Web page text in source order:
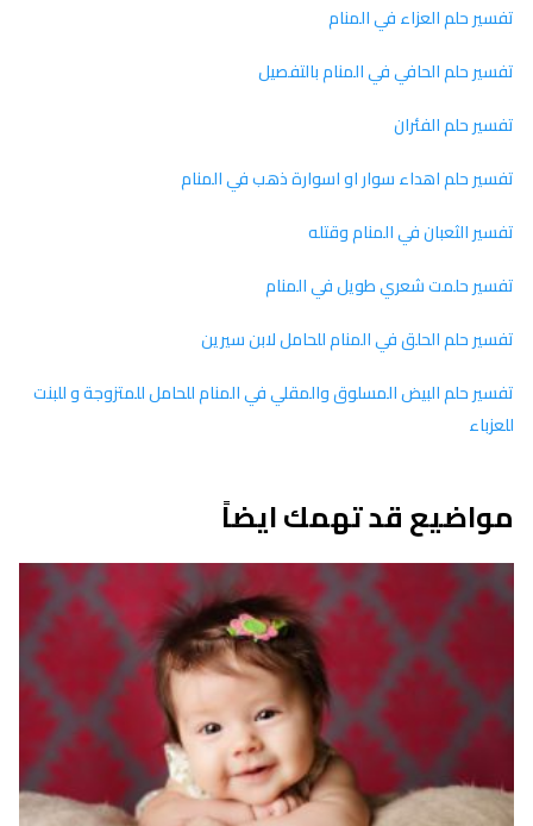
تفسير حلم العزاء في المنام
تفسير حلم الحافي في المنام بالتفصيل
تفسير حلم الفئران
تفسير حلم اهداء سوار او اسوارة ذهب في المنام
تفسير الثعبان في المنام وقتله
تفسير حلمت شعري طويل في المنام
تفسير حلم الحلق في المنام للحامل لابن سيرين
تفسير حلم البيض المسلوق والمقلي في المنام للحامل للمتزوجة و للبنت
للعزباء
مواضيع قد تهمك ايضاً